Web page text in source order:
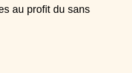
au profit du sans